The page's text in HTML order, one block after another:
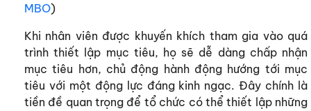
MBO)
Khi nhân viên được khuyến khích tham gia vào quá
trình thiết lập mục tiêu, họ sẽ dễ dàng chấp nhận
mục tiêu hơn, chủ động hành động hướng tới mục
tiêu với một động lực đáng kinh ngạc. Đây chính là
tiền đề quan trọng để tổ chức có thể thiết lập những